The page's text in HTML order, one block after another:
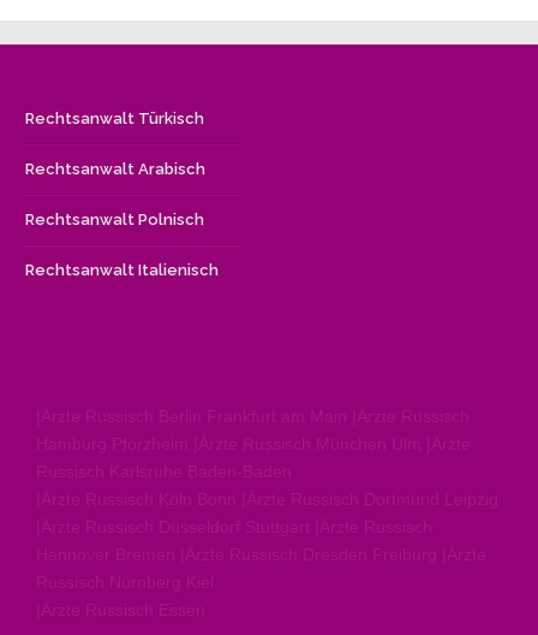
Rechtsanwalt Türkisch
Rechtsanwalt Arabisch
Rechtsanwalt Polnisch
Rechtsanwalt Italienisch
|Ärzte Russisch Berlin Frankfurt am Main |Ärzte Russisch
Hamburg Pforzheim |Ärzte Russisch München Ulm |Ärzte
Russisch Karlsruhe Baden-Baden
|Ärzte Russisch Köln Bonn |Ärzte Russisch Dortmund Leipzig
|Ärzte Russisch Düsseldorf Stuttgart |Ärzte Russisch
Hannover Bremen |Ärzte Russisch Dresden Freiburg |Ärzte
Russisch Nürnberg Kiel
|Ärzte Russisch Essen